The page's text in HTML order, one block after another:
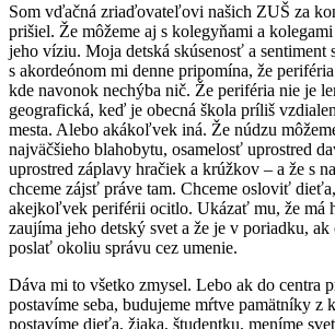
Som vďačná zriaďovateľovi našich ZUŠ za
prišiel. Že môžeme aj s kolegyňami a
jeho víziu. Moja detská skúsenosť a sentiment
s akordeónom mi denne pripomína, že
kde navonok nechýba nič. Že periféria nie je
geografická, keď je obecná škola príliš
mesta. Alebo akákoľvek iná. Že núdzu
najväčšieho blahobytu, osamelosť uprostred
uprostred záplavy hračiek a krúžkov – a že s
chceme zájsť práve tam. Chceme osloviť
akejkoľvek periférii ocitlo. Ukázať mu, že má
zaujíma jeho detský svet a že je v poriadku, ak
poslať okoliu správu cez umenie.
Dáva mi to všetko zmysel. Lebo ak do centra
postavíme seba, budujeme mŕtve pamätníky z
postavíme dieťa, žiaka, študentku, meníme